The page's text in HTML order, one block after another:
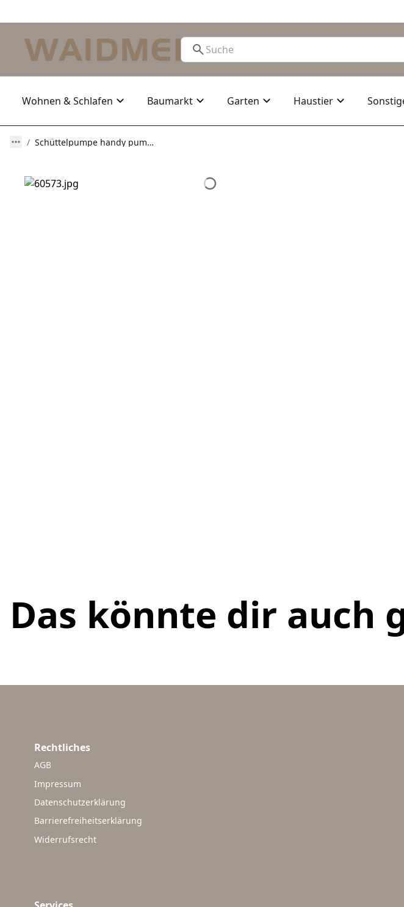
Wohnen & Schlafen Baumarkt Garten Haustier
Schüttelpumpe handy pump 1,6 m, 12 mm
Das könnte dir auch
Rechtliches
AGB
Impressum
Datenschutzerklärung
Barrierefreiheitserklärung
Widerrufsrecht